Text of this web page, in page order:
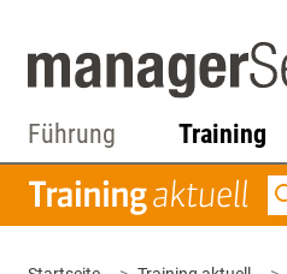
Führung Training